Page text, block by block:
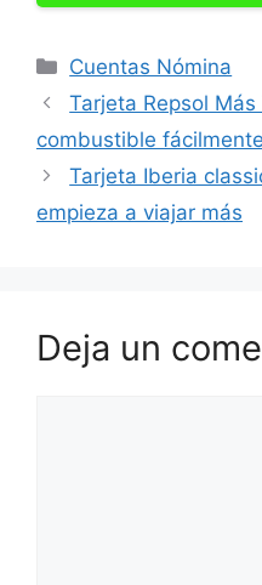
Categorías
Cuentas Nómina
Tarjeta Repsol
combustible fácilmente
Tarjeta Iberia
empieza a viajar más
Deja un